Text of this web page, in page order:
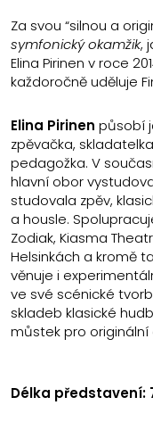
Za svou “silnou a
symfonický okamžik,
Elina Pirinen v roce
každoročně uděluje
Elina Pirinen působí
zpěvačka,
pedagožka. V
hlavní obor
studovala zpěv,
a housle.
Zodiak, Kiasma
Helsinkách a kromě
věnuje i
ve své scénické
skladeb klasické
můstek pro
Délka představení: